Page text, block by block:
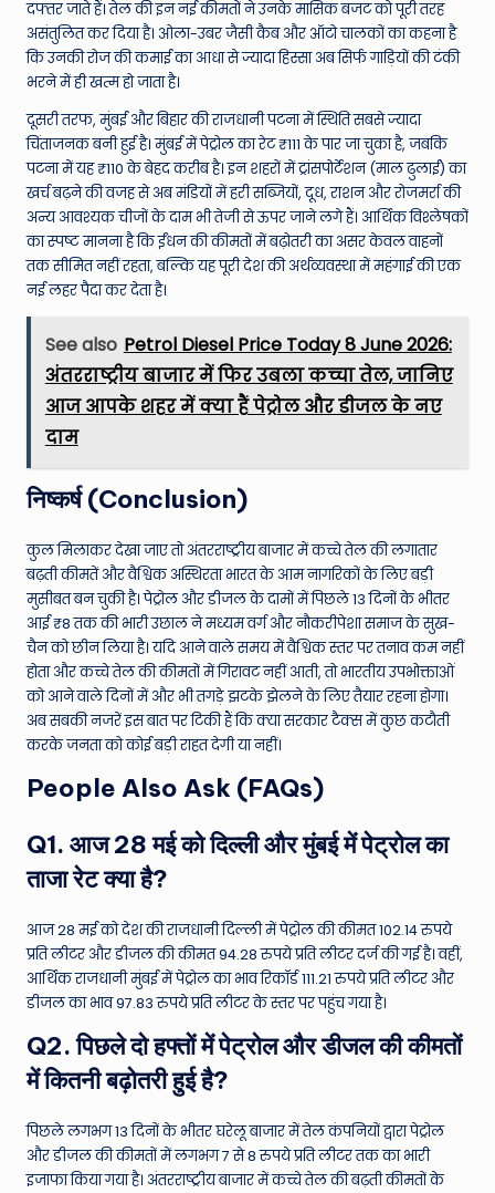
दफ्तर जाते हैं। तेल की इन नई कीमतों ने उनके मासिक बजट को पूरी तरह
असंतुलित कर दिया है। ओला-उबर जैसी कैब और ऑटो चालकों का कहना है
कि उनकी रोज की कमाई का आधा से ज्यादा हिस्सा अब सिर्फ गाड़ियों की टंकी
भरने में ही खत्म हो जाता है।
दूसरी तरफ, मुंबई और बिहार की राजधानी पटना में स्थिति सबसे ज्यादा
चिंताजनक बनी हुई है। मुंबई में पेट्रोल का रेट ₹111 के पार जा चुका है, जबकि
पटना में यह ₹110 के बेहद करीब है। इन शहरों में ट्रांसपोर्टेशन (माल ढुलाई) का
खर्च बढ़ने की वजह से अब मंडियों में हरी सब्जियों, दूध, राशन और रोजमर्रा की
अन्य आवश्यक चीजों के दाम भी तेजी से ऊपर जाने लगे हैं। आर्थिक विश्लेषकों
का स्पष्ट मानना है कि ईंधन की कीमतों में बढ़ोतरी का असर केवल वाहनों
तक सीमित नहीं रहता, बल्कि यह पूरी देश की अर्थव्यवस्था में महंगाई की एक
नई लहर पैदा कर देता है।
See also Petrol Diesel Price Today 8 June 2026:
अंतरराष्ट्रीय बाजार में फिर उबला कच्चा तेल, जानिए
आज आपके शहर में क्या हैं पेट्रोल और डीजल के नए
दाम
निष्कर्ष (Conclusion)
कुल मिलाकर देखा जाए तो अंतरराष्ट्रीय बाजार में कच्चे तेल की लगातार
बढ़ती कीमतें और वैश्विक अस्थिरता भारत के आम नागरिकों के लिए बड़ी
मुसीबत बन चुकी है। पेट्रोल और डीजल के दामों में पिछले 13 दिनों के भीतर
आई ₹8 तक की भारी उछाल ने मध्यम वर्ग और नौकरीपेशा समाज के सुख-
चैन को छीन लिया है। यदि आने वाले समय में वैश्विक स्तर पर तनाव कम नहीं
होता और कच्चे तेल की कीमतों में गिरावट नहीं आती, तो भारतीय उपभोक्ताओं
को आने वाले दिनों में और भी तगड़े झटके झेलने के लिए तैयार रहना होगा।
अब सबकी नजरें इस बात पर टिकी हैं कि क्या सरकार टैक्स में कुछ कटौती
करके जनता को कोई बड़ी राहत देगी या नहीं।
People Also Ask (FAQs)
Q1. आज 28 मई को दिल्ली और मुंबई में पेट्रोल का
ताजा रेट क्या है?
आज 28 मई को देश की राजधानी दिल्ली में पेट्रोल की कीमत 102.14 रुपये
प्रति लीटर और डीजल की कीमत 94.28 रुपये प्रति लीटर दर्ज की गई है। वहीं,
आर्थिक राजधानी मुंबई में पेट्रोल का भाव रिकॉर्ड 111.21 रुपये प्रति लीटर और
डीजल का भाव 97.83 रुपये प्रति लीटर के स्तर पर पहुंच गया है।
Q2. पिछले दो हफ्तों में पेट्रोल और डीजल की कीमतों
में कितनी बढ़ोतरी हुई है?
पिछले लगभग 13 दिनों के भीतर घरेलू बाजार में तेल कंपनियों द्वारा पेट्रोल
और डीजल की कीमतों में लगभग 7 से 8 रुपये प्रति लीटर तक का भारी
इजाफा किया गया है। अंतरराष्ट्रीय बाजार में कच्चे तेल की बढ़ती कीमतों के